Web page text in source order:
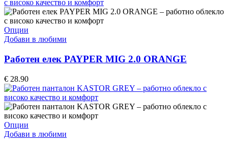
on
the
page
Опции
product
multiple
variants.
may
be
chosen
on
the
product
Добави в любими
Работен елек PAYPER MIG 2.0 ORANGE
€ 28.90
Опции
product
Добави в любими